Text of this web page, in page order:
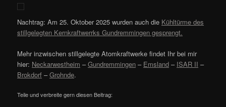
Nachtrag: Am 25. Oktober 2025 wurden auch die Kühltürme des
stillgelegten Kernkraftwerrks Gundremmingen gesprengt.
Mehr inzwischen stillgelegte Atomkraftwerke findet Ihr bei mir
hier: Neckarwestheim –Gundremmingen – Emsland – ISAR II –
Brokdorf –Grohnde.
Teile und verbreite gern diesen Beitrag: